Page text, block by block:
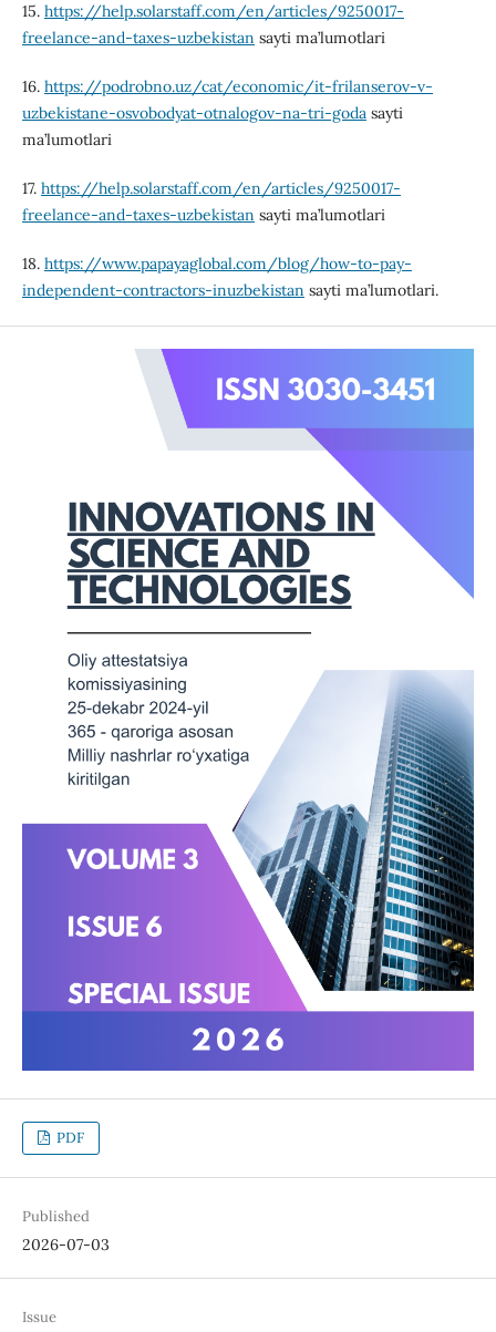
15. https://help.solarstaff.com/en/articles/9250017-
freelance-and-taxes-uzbekistan sayti ma’lumotlari
16. https://podrobno.uz/cat/economic/it-frilanserov-v-
uzbekistane-osvobodyat-otnalogov-na-tri-godasayti
ma’lumotlari
17. https://help.solarstaff.com/en/articles/9250017-
freelance-and-taxes-uzbekistan sayti ma’lumotlari
18. https://www.papayaglobal.com/blog/how-to-pay-
independent-contractors-inuzbekistan sayti ma’lumotlari.
PDF
Published
2026-07-03
Issue